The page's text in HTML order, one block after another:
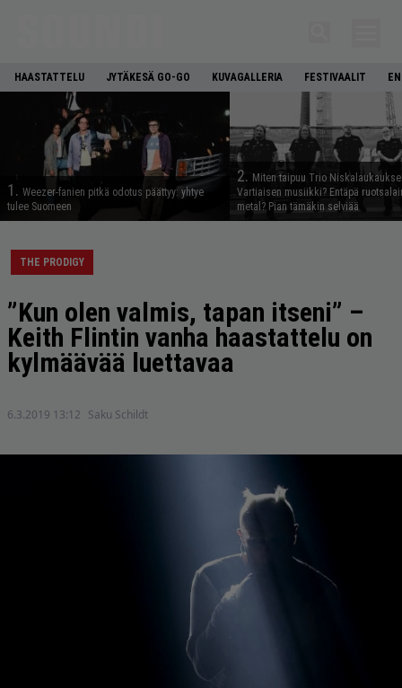
HAASTATTELU JYTÄKESÄ GO-GO KUVAGALLERIA FESTIVAALIT
1. Weezer-fanien pitkä odotus päättyy: yhtye
tulee Suomeen
2. Miten taipuu Trio
Vartiaisen musiikki? Entäpä
metal? Pian tämäkin selviää
THE PRODIGY
”Kun olen valmis, tapan itseni” –
Keith Flintin vanha haastattelu on
kylmäävää luettavaa
6.3.2019 13:12 Saku Schildt